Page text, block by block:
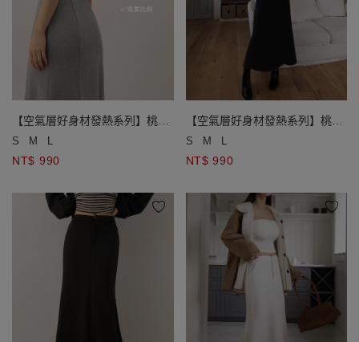
【空氣層好身材發熱系列】桃心
領細肩帶魚尾長洋裝(附胸墊)
S M L
NT$ 990
【空氣層好身材發熱系列】桃心
領細肩帶魚尾長洋裝(附胸墊)
S M L
NT$ 990